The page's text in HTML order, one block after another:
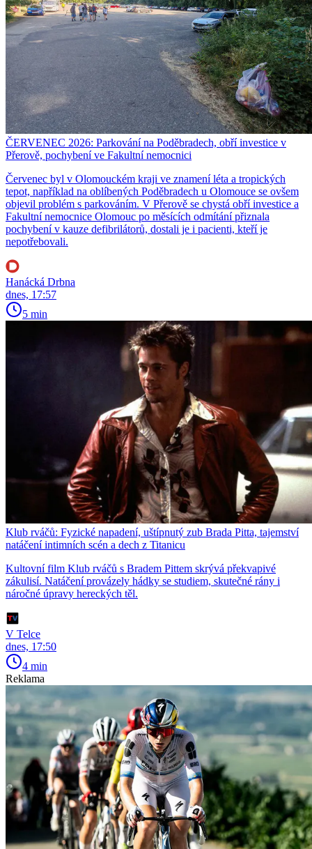
ČERVENEC 2026: Parkování na Poděbradech, obří investice v
Přerově, pochybení ve Fakultní nemocnici
Červenec byl v Olomouckém kraji ve znamení léta a tropických
tepot, například na oblíbených Poděbradech u Olomouce se ovšem
objevil problém s parkováním. V Přerově se chystá obří investice a
Fakultní nemocnice Olomouc po měsících odmítání přiznala
pochybení v kauze defibrilátorů, dostali je i pacienti, kteří je
nepotřebovali.
Hanácká Drbna
dnes, 17:57
5 min
Klub rváčů: Fyzické napadení, uštípnutý zub Brada Pitta, tajemství
natáčení intimních scén a dech z Titanicu
Kultovní film Klub rváčů s Bradem Pittem skrývá překvapivé
zákulisí. Natáčení provázely hádky se studiem, skutečné rány i
náročné úpravy hereckých těl.
V Telce
dnes, 17:50
4 min
Reklama